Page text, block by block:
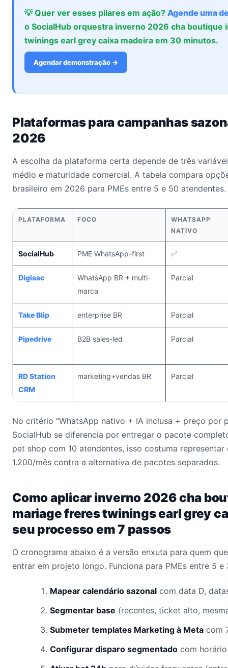
💡 Quer ver esses pilares em ação? Agende uma
o SocialHub orquestra inverno 2026 cha boutique
twinings earl grey caixa madeira em 30 minutos.
Agendar demonstração →
Plataformas para campanhas
2026
A escolha da plataforma certa depende de três
médio e maturidade comercial. A tabela compara
brasileiro em 2026 para PMEs entre 5 e 50 atendentes.
PLATAFORMA FOCO
WHATSAPP
NATIVO
SocialHub PME WhatsApp-first ✅
Digisac
WhatsApp BR + multi-
marca
Parcial
Take Blip enterprise BR Parcial
Pipedrive B2B sales-led Parcial
RD Station
CRM
marketing+vendas BR Parcial
No critério “WhatsApp nativo + IA inclusa + preço por
SocialHub se diferencia por entregar o pacote
pet shop com 10 atendentes, isso costuma representar
1.200/mês contra a alternativa de pacotes separados.
Como aplicar inverno 2026 cha
mariage freres twinings earl grey
seu processo em 7 passos
O cronograma abaixo é a versão enxuta para quem
entrar em projeto longo. Funciona para PMEs entre 5 e
Mapear calendário sazonal com data D,
Segmentar base (recentes, ticket alto,
Submeter templates Marketing à Meta com
Configurar disparo segmentado com